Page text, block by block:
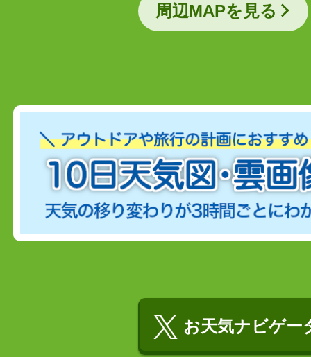
周辺MAPを見る
お天気ナビゲー